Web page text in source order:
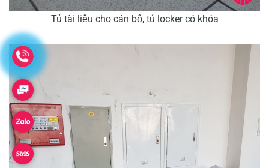
Tủ tài liệu cho cán bộ, tủ locker có khóa